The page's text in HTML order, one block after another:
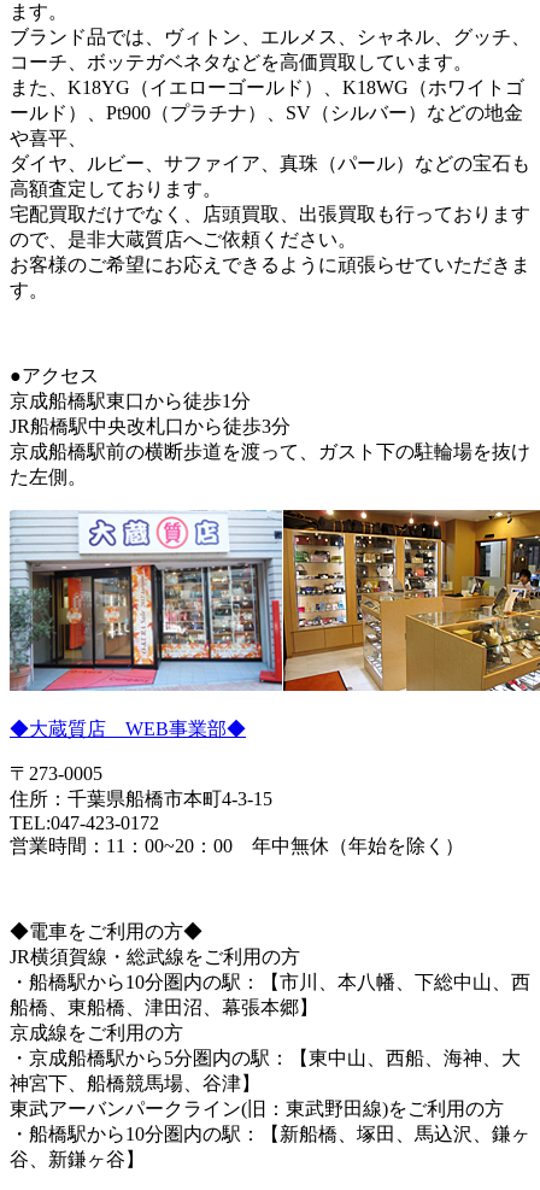
ます。
ブランド品では、ヴィトン、エルメス、シャネル、グッチ、
コーチ、ボッテガベネタなどを高価買取しています。
また、K18YG（イエローゴールド）、K18WG（ホワイトゴ
ールド）、Pt900（プラチナ）、SV（シルバー）などの地金
や喜平、
ダイヤ、ルビー、サファイア、真珠（パール）などの宝石も
高額査定しております。
宅配買取だけでなく、店頭買取、出張買取も行っております
ので、是非大蔵質店へご依頼ください。
お客様のご希望にお応えできるように頑張らせていただきま
す。
●アクセス
京成船橋駅東口から徒歩1分
JR船橋駅中央改札口から徒歩3分
京成船橋駅前の横断歩道を渡って、ガスト下の駐輪場を抜け
た左側。
◆大蔵質店 WEB事業部◆
〒273-0005
住所：千葉県船橋市本町4-3-15
TEL:047-423-0172
営業時間：11：00~20：00 年中無休（年始を除く）
◆電車をご利用の方◆
JR横須賀線・総武線をご利用の方
・船橋駅から10分圏内の駅：【市川、本八幡、下総中山、西
船橋、東船橋、津田沼、幕張本郷】
京成線をご利用の方
・京成船橋駅から5分圏内の駅：【東中山、西船、海神、大
神宮下、船橋競馬場、谷津】
東武アーバンパークライン(旧：東武野田線)をご利用の方
・船橋駅から10分圏内の駅：【新船橋、塚田、馬込沢、鎌ヶ
谷、新鎌ヶ谷】